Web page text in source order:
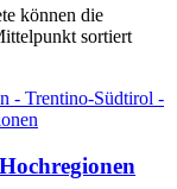
können die
sortiert